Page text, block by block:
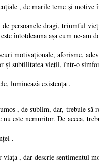
, de marile teme și
persoanele dragi, triumful
întotdeauna așa cum ne-am
motivaționale, aforisme,
și subtilitatea vieții, într-o
luminează existența .
, de sublim, dar, trebuie să
este nemuritor. De aceea,
.
viața , dar descrie sentimentul